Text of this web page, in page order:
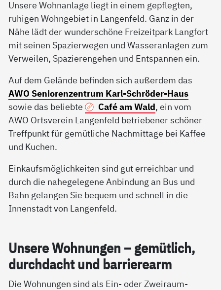
Unsere Wohnanlage liegt in einem gepflegten,
ruhigen Wohngebiet in Langenfeld. Ganz in der
Nähe lädt der wunderschöne Freizeitpark Langfort
mit seinen Spazierwegen und Wasseranlagen zum
Verweilen, Spazierengehen und Entspannen ein.
Auf dem Gelände befinden sich außerdem das
AWO Seniorenzentrum Karl-Schröder-Haus
sowie das beliebte
Café am Wald, ein vom
AWO Ortsverein Langenfeld betriebener schöner
Treffpunkt für gemütliche Nachmittage bei Kaffee
und Kuchen.
Einkaufsmöglichkeiten sind gut erreichbar und
durch die nahegelegene Anbindung an Bus und
Bahn gelangen Sie bequem und schnell in die
Innenstadt von Langenfeld.
Un­se­re Woh­nun­gen – ge­müt­lich,
durch­dacht und bar­rie­re­arm
Die Wohnungen sind als Ein- oder Zweiraum-